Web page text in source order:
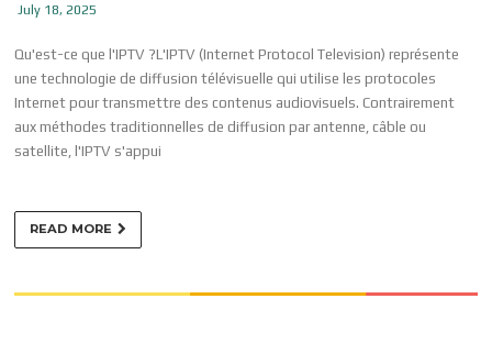
July 18, 2025
Qu'est-ce que l'IPTV ?L'IPTV (Internet Protocol Television) représente
une technologie de diffusion télévisuelle qui utilise les protocoles
Internet pour transmettre des contenus audiovisuels. Contrairement
aux méthodes traditionnelles de diffusion par antenne, câble ou
satellite, l'IPTV s'appui
READ MORE